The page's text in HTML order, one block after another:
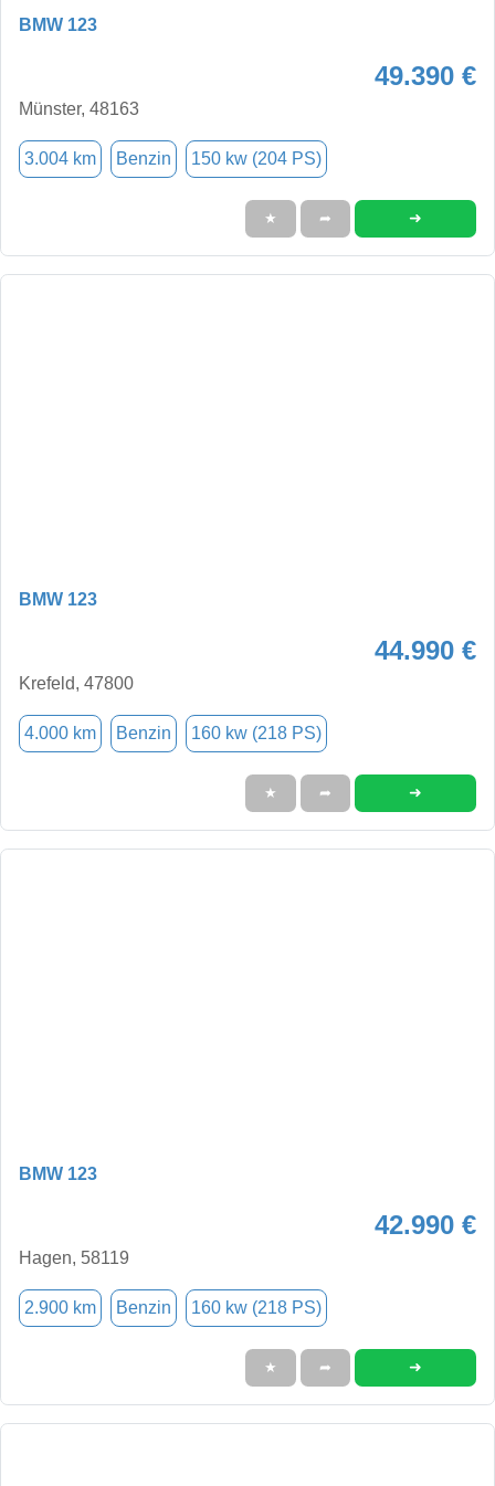
BMW 123
49.390 €
Münster, 48163
3.004 km Benzin 150 kw (204 PS)
★ ➦ ➜
BMW 123
44.990 €
Krefeld, 47800
4.000 km Benzin 160 kw (218 PS)
★ ➦ ➜
BMW 123
42.990 €
Hagen, 58119
2.900 km Benzin 160 kw (218 PS)
★ ➦ ➜